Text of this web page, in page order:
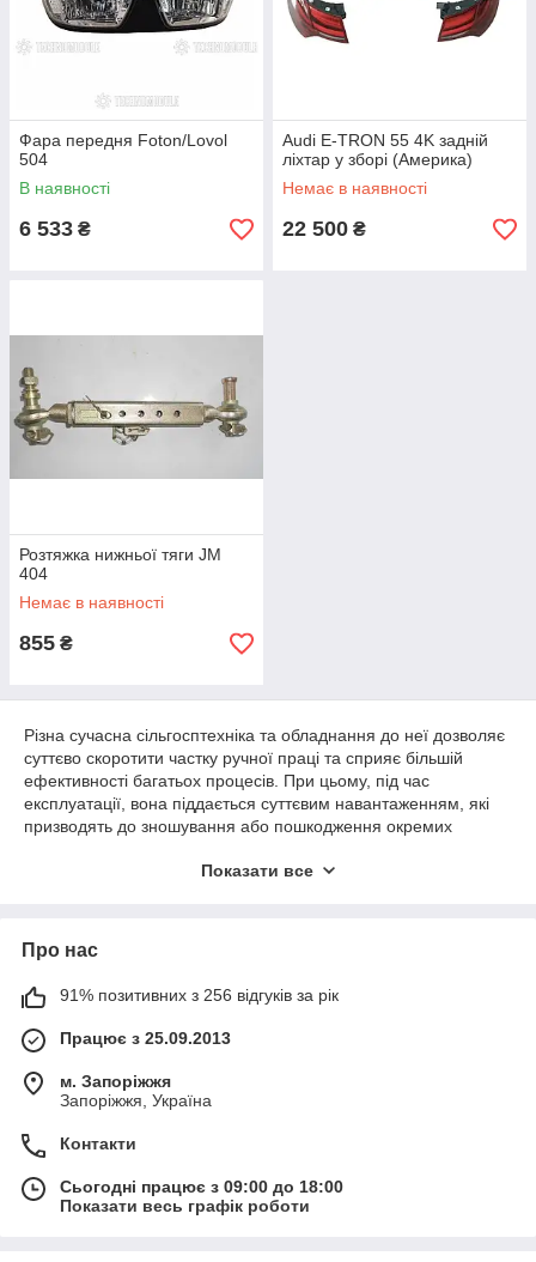
Фара передня Foton/Lovol
504
В наявності
6 533 ₴
Audi E-TRON 55 4K задній
ліхтар у зборі (Америка)
Немає в наявності
22 500 ₴
Розтяжка нижньої тяги JM
404
Немає в наявності
855 ₴
Різна сучасна сільгосптехніка та обладнання до неї дозволяє
суттєво скоротити частку ручної праці та сприяє більшій
ефективності багатьох процесів. При цьому, під час
експлуатації, вона піддається суттєвим навантаженням, які
призводять до зношування або пошкодження окремих
Природно, що для повноцінного відновлення
час. І в їх придбанні завжди може допомогти інтернет-
високоякісного сільськогосподарського обладнання.
Великий вибір та доступна ціна
В асортименті магазину представлено:
гідравлічне обладнання, що включає насоси різного
стартери для популярних моделей тракторів;
навісні механізми та запасні частини до них.
Показати все
Про нас
91% позитивних з 256 відгуків за рік
Працює з 25.09.2013
м. Запоріжжя
Запоріжжя, Україна
Контакти
Сьогодні працює з 09:00 до 18:00
Показати весь графік роботи